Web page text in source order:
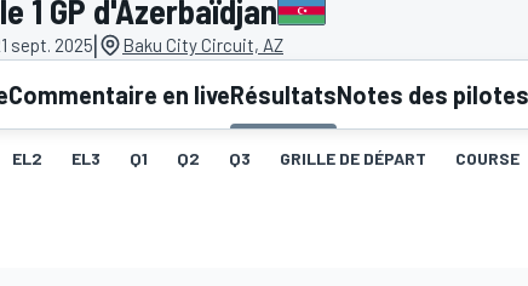
1 GP d'Azerbaïdjan
sept. 2025| Baku City Circuit, AZ
Commentaire en liveRésultatsNotes des pilotes
EL2 EL3 Q1 Q2 Q3 GRILLE DE DÉPART COURSE